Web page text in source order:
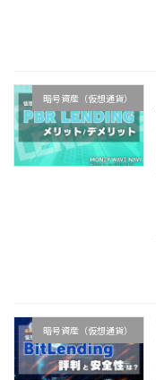
暗号資産（仮想通貨）
暗号資産（仮想通貨）